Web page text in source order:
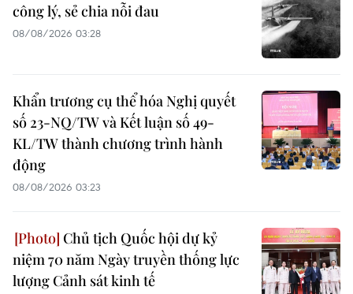
công lý, sẻ chia nỗi đau
08/08/2026 03:28
Khẩn trương cụ thể hóa Nghị quyết
số 23-NQ/TW và Kết luận số 49-
KL/TW thành chương trình hành
động
08/08/2026 03:23
Chủ tịch Quốc hội dự kỷ
niệm 70 năm Ngày truyền thống lực
lượng Cảnh sát kinh tế